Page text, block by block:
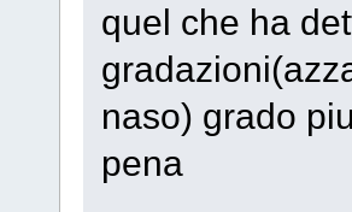
quel che ha
naso) grado
pena